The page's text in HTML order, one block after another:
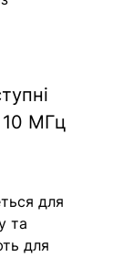
10 МГц
для
та
для